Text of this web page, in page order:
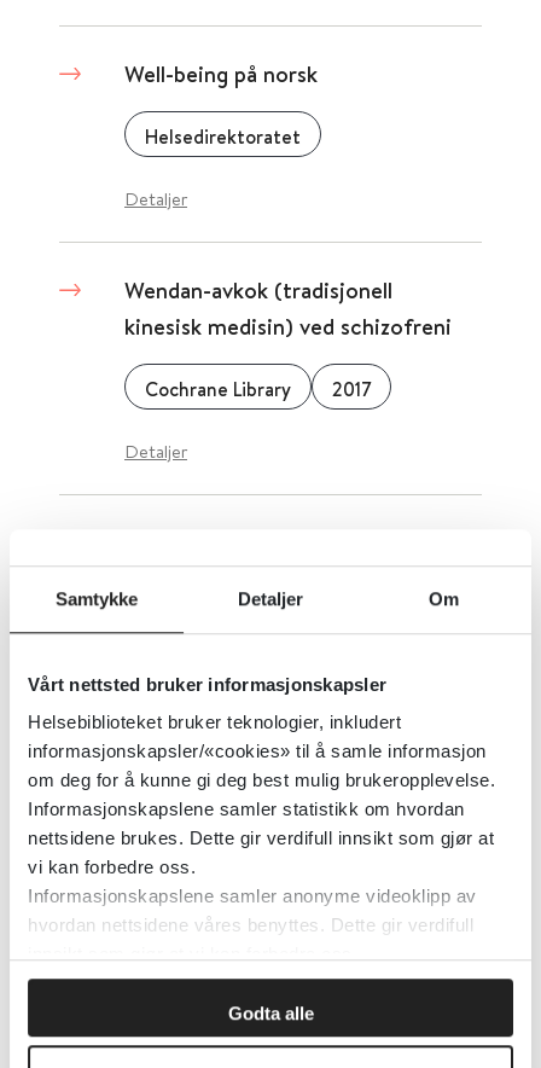
Samtykke Detaljer Om
Vårt nettsted bruker informasjonskapsler
Helsebiblioteket bruker teknologier, inkludert
informasjonskapsler/«cookies» til å samle informasjon
om deg for å kunne gi deg best mulig brukeropplevelse.
Informasjonskapslene samler statistikk om hvordan
nettsidene brukes. Dette gir verdifull innsikt som gjør at
vi kan forbedre oss.
Informasjonskapslene samler anonyme videoklipp av
hvordan nettsidene våres benyttes. Dette gir verdifull
Godta alle
Well-being på norsk
Helsedirektoratet
Detaljer
Wendan-avkok (tradisjonell
kinesisk medisin) ved schizofreni
Cochrane Library 2017
Detaljer
Foreldrerapport
Helsebiblioteket
Detaljer
WFIRS-S - Weiss functional
impairmaent rating scale - self
report
Helsebiblioteket